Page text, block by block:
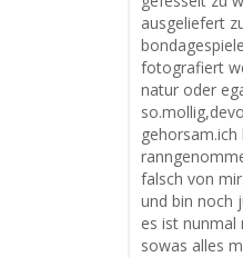
ausgeliefert
fotografiert
natur oder
falsch von
und bin noch
es ist nunmal
sowas alles